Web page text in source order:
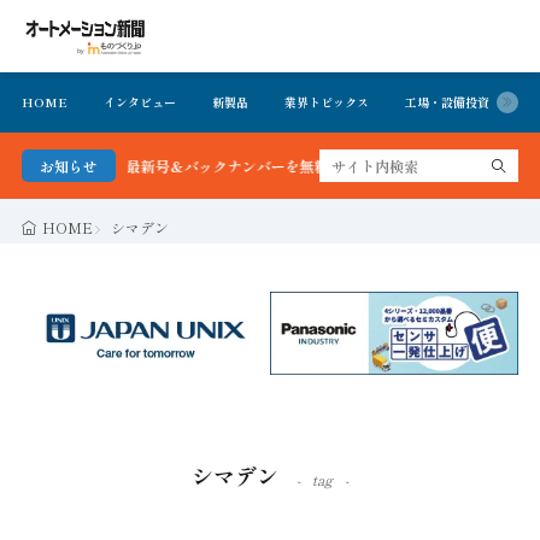
HOME インタビュー 新製品 業界トピックス 工場・設備投資
お知らせ
最新号＆バックナンバーを無料で公開中 詳細はこちら
HOME シマデン
シマデン tag